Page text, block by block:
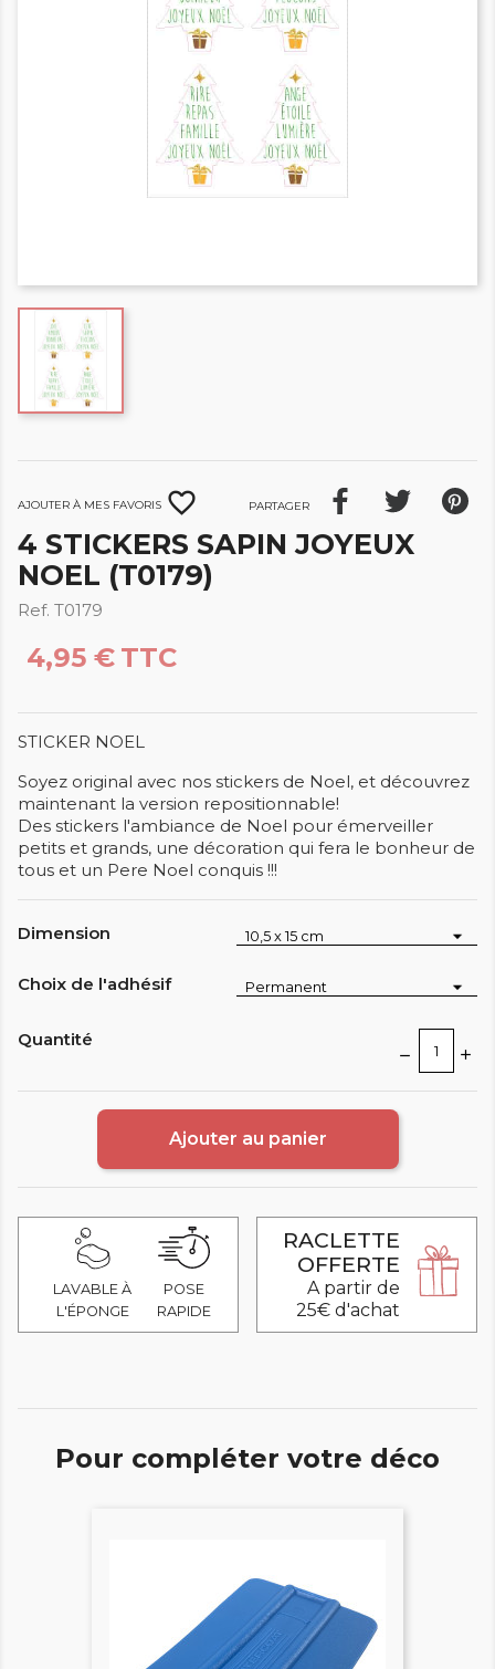
Ajouter à mes favoris favorite_border Partager
4 STICKERS SAPIN JOYEUX
NOEL (T0179)
Ref. T0179
4,95 € TTC
STICKER NOEL
Soyez original avec nos stickers de Noel, et découvrez
maintenant la version repositionnable!
Des stickers l'ambiance de Noel pour émerveiller
petits et grands, une décoration qui fera le bonheur de
tous et un Pere Noel conquis !!!
Dimension
Choix de l'adhésif
Quantité
Ajouter au panier
LAVABLE À
L'ÉPONGE
POSE
RAPIDE
RACLETTE
OFFERTE
A partir de
25€ d'achat
Pour compléter votre déco